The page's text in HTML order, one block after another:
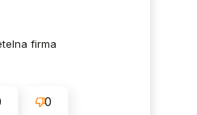
firma
0